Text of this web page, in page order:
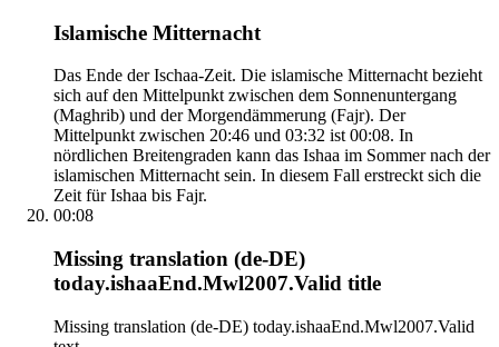
Islamische Mitternacht
Das Ende der Ischaa-Zeit. Die islamische Mitternacht bezieht
sich auf den Mittelpunkt zwischen dem Sonnenuntergang
(Maghrib) und der Morgendämmerung (Fajr). Der
Mittelpunkt zwischen 20:46 und 03:32 ist 00:08. In
nördlichen Breitengraden kann das Ishaa im Sommer nach der
islamischen Mitternacht sein. In diesem Fall erstreckt sich die
Zeit für Ishaa bis Fajr.
00:08
Missing translation (de-DE)
today.ishaaEnd.Mwl2007.Valid title
Missing translation (de-DE) today.ishaaEnd.Mwl2007.Valid